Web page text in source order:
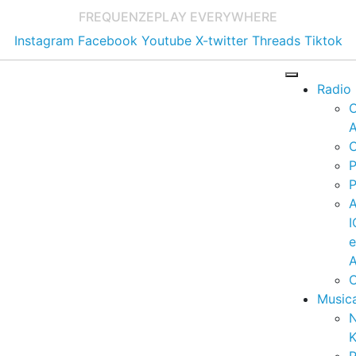
FREQUENZEPLAY EVERYWHERE
Instagram Facebook Youtube X-twitter Threads Tiktok
Radio
e